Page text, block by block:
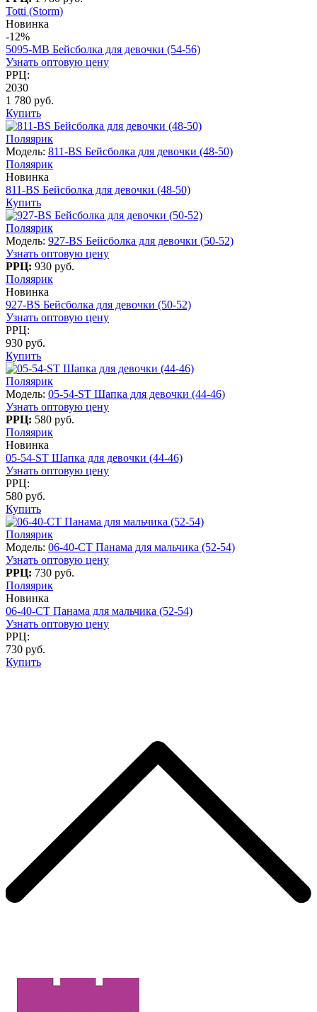
Totti (Storm)
Новинка
-12%
5095-MB Бейсболка для девочки (54-56)
Узнать оптовую цену
РРЦ:
2030
1 780 руб.
Купить
Поляярик
Модель: 811-BS Бейсболка для девочки (48-50)
Поляярик
Новинка
811-BS Бейсболка для девочки (48-50)
Купить
Поляярик
Модель: 927-BS Бейсболка для девочки (50-52)
Узнать оптовую цену
РРЦ: 930 руб.
Поляярик
Новинка
927-BS Бейсболка для девочки (50-52)
Узнать оптовую цену
РРЦ:
930 руб.
Купить
Поляярик
Модель: 05-54-ST Шапка для девочки (44-46)
Узнать оптовую цену
РРЦ: 580 руб.
Поляярик
Новинка
05-54-ST Шапка для девочки (44-46)
Узнать оптовую цену
РРЦ:
580 руб.
Купить
Поляярик
Модель: 06-40-CT Панама для мальчика (52-54)
Узнать оптовую цену
РРЦ: 730 руб.
Поляярик
Новинка
06-40-CT Панама для мальчика (52-54)
Узнать оптовую цену
РРЦ:
730 руб.
Купить